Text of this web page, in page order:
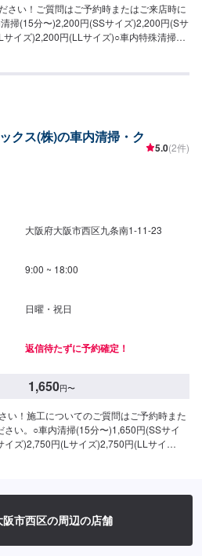
さい！ご質問はご予約時またはご来店時に
掃(15分〜)2,200円(SSサイズ)2,200円(Sサ
イズ)2,200円(LLサイズ)○車内特殊清掃
クス(株)の車内清掃・ク
5.0(2件)
大阪府大阪市西区九条南1-11-23
9:00 ~ 18:00
日曜・祝日
返信待たずに予約確定！
1,650円〜
い！施工についてのご質問はご予約時また
い。○車内清掃(15分〜)1,650円(SSサイ
ズ)2,750円(Lサイズ)2,750円(LLサイ
阪市西区の周辺の店舗